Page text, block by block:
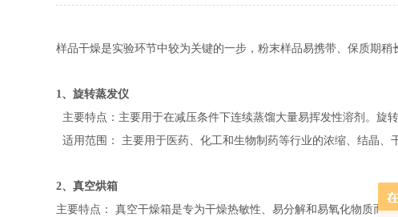
样品干燥是实验环节中较为关键的一步，粉末样品易携带、保质期稍
1、旋转蒸发仪
主要特点：主要用于在减压条件下连续蒸馏大量易挥发性溶剂。旋
适用范围： 主要用于医药、化工和生物制药等行业的浓缩、结晶、
2、真空烘箱
主要特点： 真空干燥箱是专为干燥热敏性、易分解和易氧化物质而